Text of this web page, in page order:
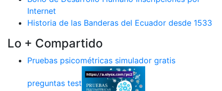
Internet
Historia de las Banderas del Ecuador desde 1533
Lo + Compartido
Pruebas psicométricas simulador gratis
preguntas test